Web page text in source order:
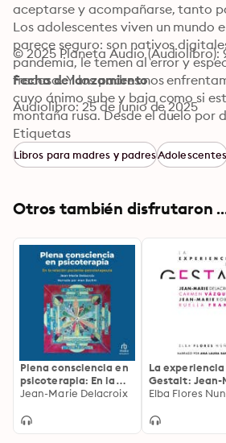
aceptarse y acompañarse, tanto
Los adolescentes viven un mundo
parece seguro: son nativos
pandemia, le temen al error y
fracaso. Y los padres nos
cuyo ánimo sube y baja como si
montaña rusa. Desde el duelo por
que fue hasta la construcción de
nutritiva, este libro entrega los
abrazar la adolescencia desde la
© 2025 Planeta Audio (Audiolibro):
Fecha de lanzamiento
Audiolibro: 25 de junio de 2025
Etiquetas
Libros para madres y padres
Otros también disfrutaron
Plena consciencia en
psicoterapia: En la
relación paciente-
Influencias de
Jean-Marie Delacroix
La experiencia
Gestalt: Jean-
Delacroix,
Robine, Ruella
Elba Flores